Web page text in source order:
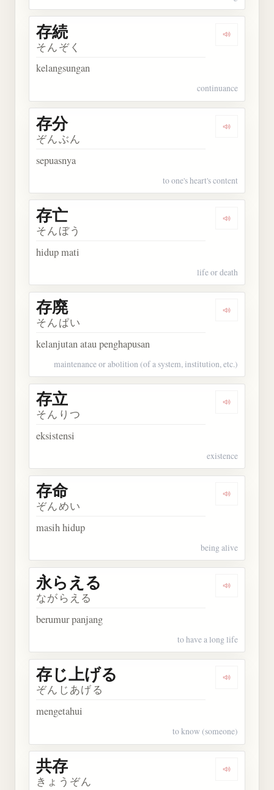
Dengarkan
存続
そんぞく
kelangsungan
continuance
Dengarkan
存分
ぞんぶん
sepuasnya
to one's heart's content
Dengarkan
存亡
そんぼう
hidup mati
life or death
Dengarkan
存廃
そんぱい
kelanjutan atau penghapusan
maintenance or abolition (of a system, institution, etc.)
Dengarkan
存立
そんりつ
eksistensi
existence
Dengarkan
存命
ぞんめい
masih hidup
being alive
Dengarkan
永らえる
ながらえる
berumur panjang
to have a long life
Dengarkan
存じ上げる
ぞんじあげる
mengetahui
to know (someone)
Dengarkan
共存
きょうぞん